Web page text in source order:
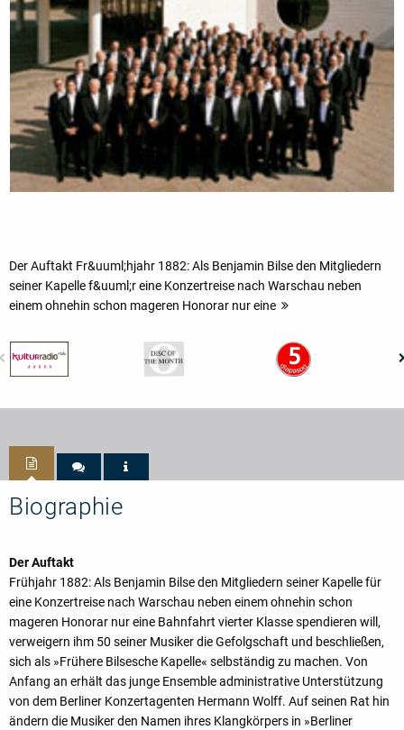
Der Auftakt Fr&uuml;hjahr 1882: Als Benjamin Bilse den Mitgliedern
seiner Kapelle f&uuml;r eine Konzertreise nach Warschau neben
einem ohnehin schon mageren Honorar nur eine
Biographie
Der Auftakt
Frühjahr 1882: Als Benjamin Bilse den Mitgliedern seiner Kapelle für
eine Konzertreise nach Warschau neben einem ohnehin schon
mageren Honorar nur eine Bahnfahrt vierter Klasse spendieren will,
verweigern ihm 50 seiner Musiker die Gefolgschaft und beschließen,
sich als »Frühere Bilsesche Kapelle« selbständig zu machen. Von
Anfang an erhält das junge Ensemble administrative Unterstützung
von dem Berliner Konzertagenten Hermann Wolff. Auf seinen Rat hin
ändern die Musiker den Namen ihres Klangkörpers in »Berliner